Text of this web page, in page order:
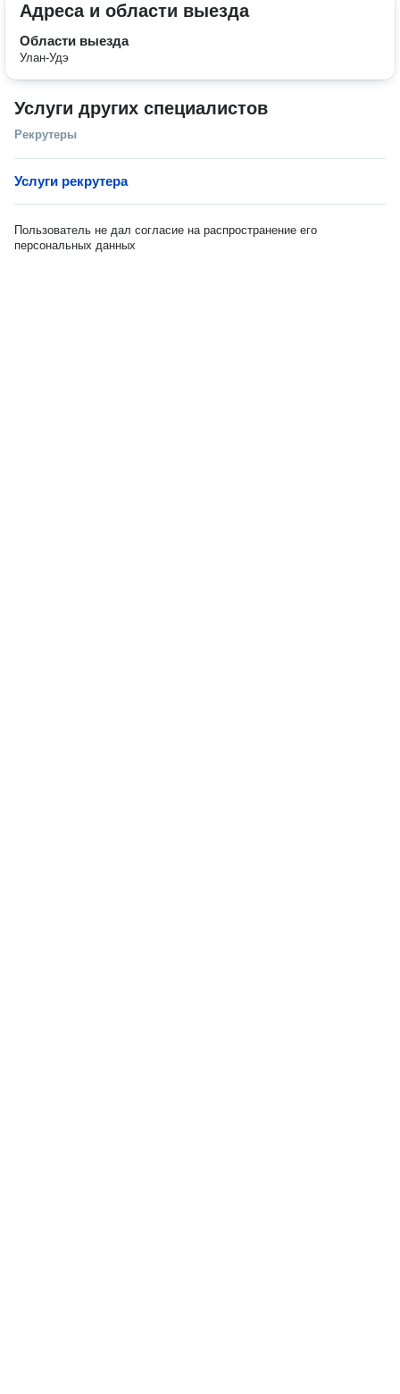
Адреса и области выезда
Области выезда
Улан-Удэ
Услуги других специалистов
Рекрутеры
Услуги рекрутера
Пользователь не дал согласие на распространение его
персональных данных